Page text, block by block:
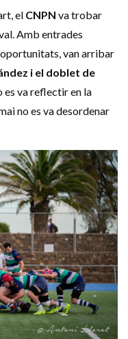
el CNPN va trobar
Amb entrades
van arribar
i el doblet de
es va reflectir en la
no es va desordenar